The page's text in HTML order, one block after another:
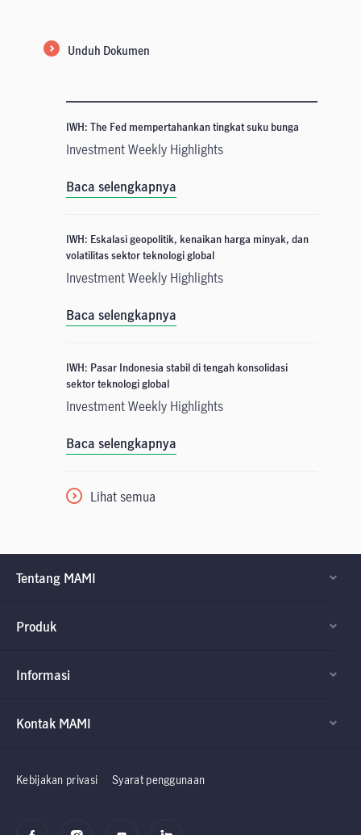
Unduh Dokumen
IWH: The Fed mempertahankan tingkat suku bunga
Investment Weekly Highlights
Baca selengkapnya
IWH: Eskalasi geopolitik, kenaikan harga minyak, dan
volatilitas sektor teknologi global
Investment Weekly Highlights
Baca selengkapnya
IWH: Pasar Indonesia stabil di tengah konsolidasi
sektor teknologi global
Investment Weekly Highlights
Baca selengkapnya
Lihat semua
Tentang MAMI
Produk
Informasi
Factsheet dan
Kontak MAMI
Kebijakan privasi Syarat penggunaan